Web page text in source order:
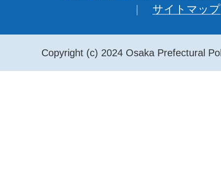
サイトマップ
Copyright (c) 2024 Osaka Prefectural